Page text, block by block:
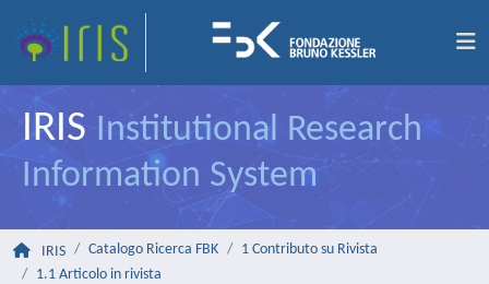
IRIS Institutional Research
Information System
IRIS Catalogo Ricerca FBK
1 Contributo su Rivista
1.1 Articolo in rivista